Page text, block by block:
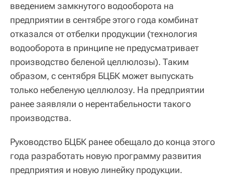
введением замкнутого водооборота на
предприятии в сентябре этого года комбинат
отказался от отбелки продукции (технология
водооборота в принципе не предусматривает
производство беленой целлюлозы). Таким
образом, с сентября БЦБК может выпускать
только небеленую целлюлозу. На предприятии
ранее заявляли о нерентабельности такого
производства.
Руководство БЦБК ранее обещало до конца этого
года разработать новую программу развития
предприятия и новую линейку продукции.